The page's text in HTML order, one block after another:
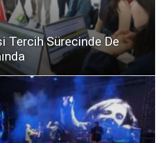
Tercih Sürecinde De